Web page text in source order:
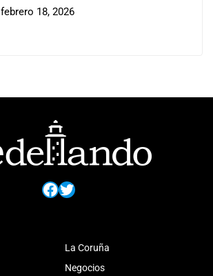
febrero 18, 2026
Facebook
Twitter
La Coruña
Negocios